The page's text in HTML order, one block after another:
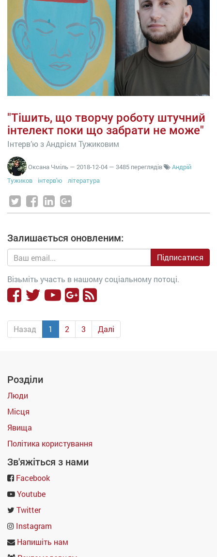
"Тішить, що творчу роботу штучний
інтелект поки що забрати не може"
Інтерв’ю з Андрієм Тужиковим
Оксана Чміль — 2018-12-04 — 3485 переглядів
Андрій
Тужиков
інтерв'ю література
Залишається оновленим:
Підписатися
Візьміть участь в нашому соціальному потоці.
Назад 1 2 3 Далі
Розділи
Люди
Місця
Явища
Політика користування
Зв'яжіться з нами
Facebook
Youtube
Twitter
Instagram
Напишіть нам